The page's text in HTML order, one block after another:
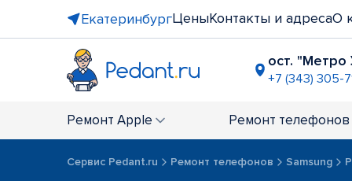
ЕкатеринбургЦеныКонтакты и адресаО
ост.
+7 (343) 305-
+7 (343)
ТЦ
+7 (343)
Ремонт Apple Ремонт телефонов
Сервис Pedant.ru Ремонт телефонов Samsung